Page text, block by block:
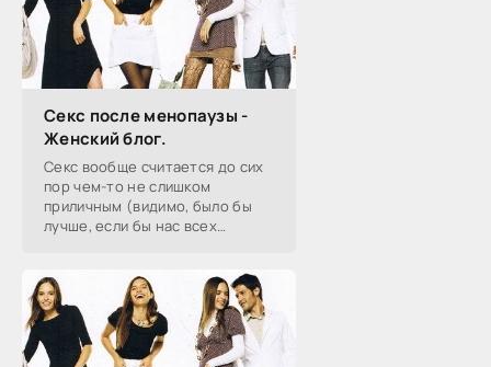
Секс после менопаузы -
Женский блог.
Секс вообще считается до сих
пор чем-то не слишком
приличным (видимо, было бы
лучше, если бы нас всех
на пожилых людях лежит
клеймо, если...